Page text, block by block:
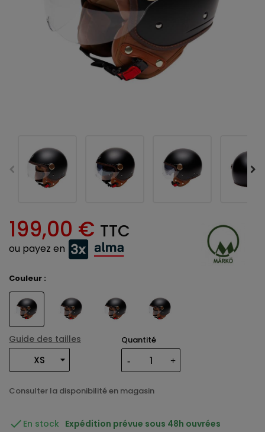
199,00 € TTC
ou payez en
Couleur :
Guide des tailles Quantité
Consulter la disponibilité en magasin
 En stock Expédition prévue sous 48h ouvrées